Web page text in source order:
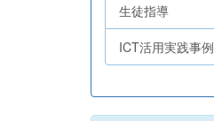
生徒指導
ICT活用実践事例